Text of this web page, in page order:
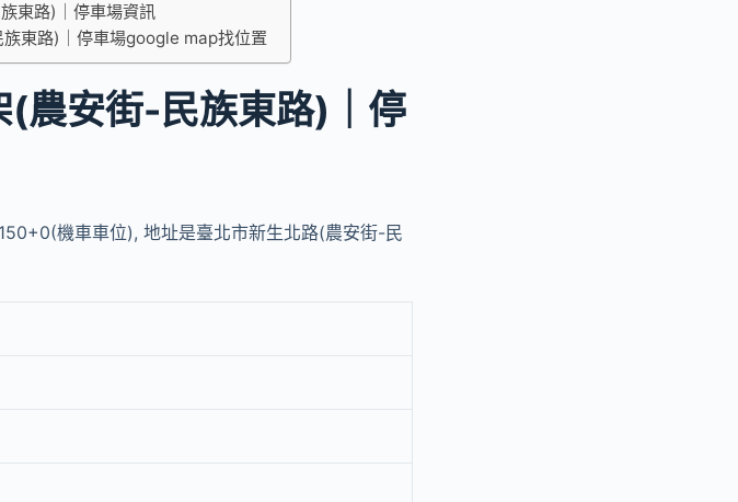
東路)｜停車場資訊
東路)｜停車場google map找位置
(農安街-民族東路)｜停
機車車位), 地址是臺北市新生北路(農安街-民